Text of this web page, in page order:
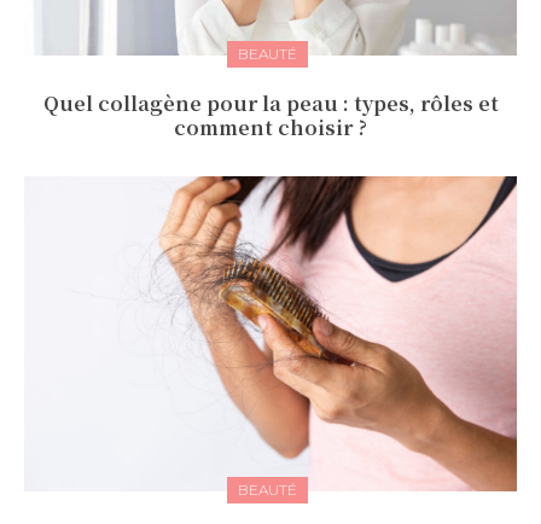
BEAUTÉ
Quel collagène pour la peau : types, rôles et
comment choisir ?
BEAUTÉ